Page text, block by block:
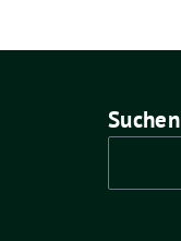
Suchen